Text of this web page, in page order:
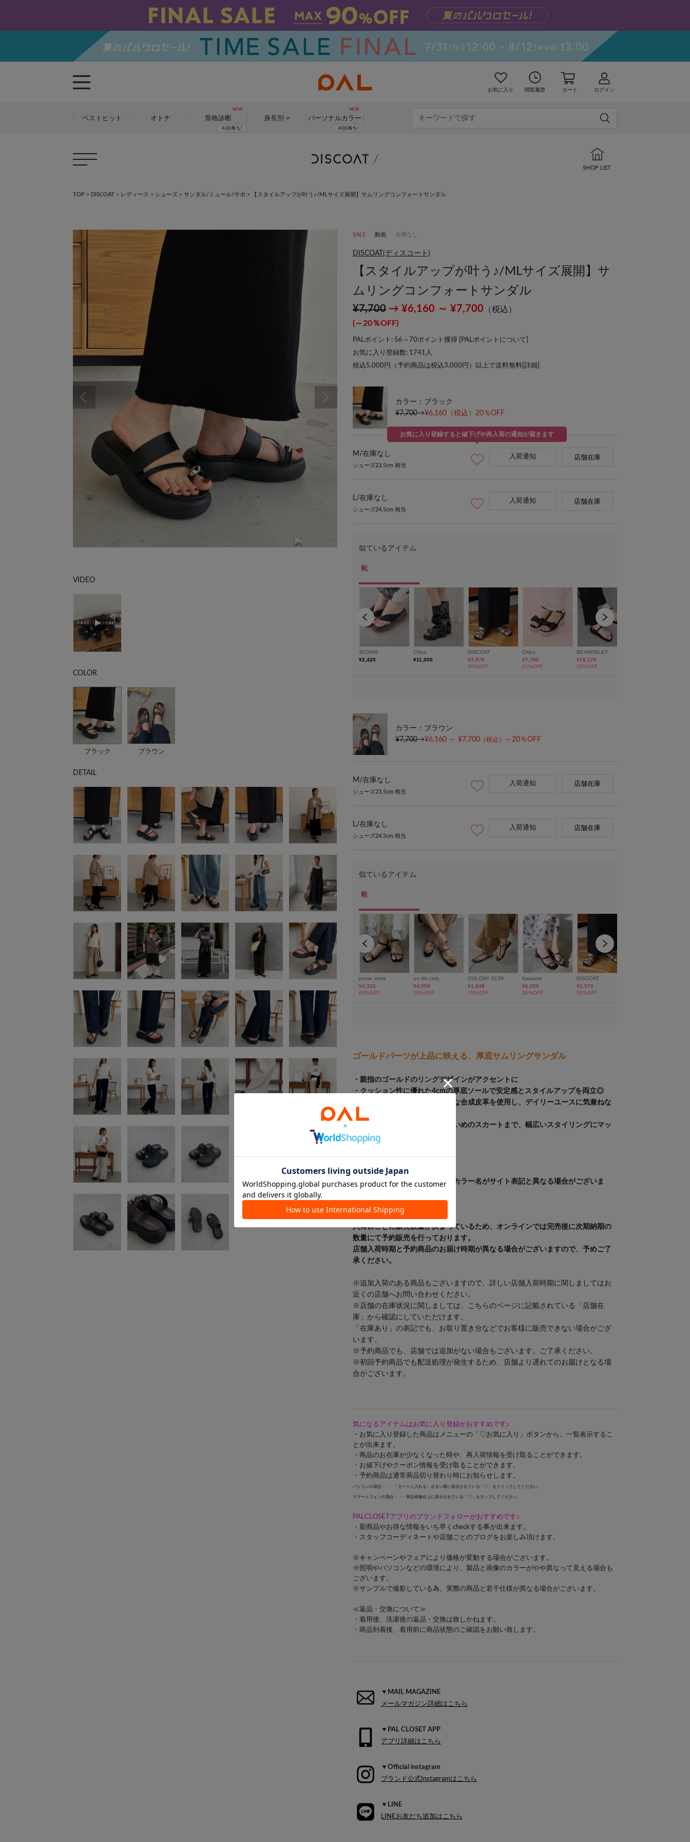
お気に入り 閲覧履歴 カート ログイン
ベストヒット オトナ 骨格診断 身長別 パーソナルカラー
TOP > DISCOAT > レディース > シューズ > サンダル/ミュール/サボ > 【スタイルアップが叶う♪/MLサイズ展開】サムリングコンフォートサンダル
VIDEO
COLOR
ブラック ブラウン
DETAIL
SALE 動画 在庫なし
DISCOAT(ディスコート)
【スタイルアップが叶う♪/MLサイズ展開】サ
ムリングコンフォートサンダル
¥7,700 → ¥6,160 ～ ¥7,700 （税込）
(～20％OFF)
PALポイント: 56～70ポイント獲得 [ PALポイントについて
お気に入り登録数: 1741 人
税込5,000円（予約商品は税込3,000円）以上で送料無料[ 詳細
カラー：ブラック
¥7,700→¥6,160 （税込）20％OFF
M/在庫なし
シューズ23.5cm 相当
お気に入り登録すると値下げや再入荷の通知が届きます
入荷通知 店舗在庫
L/在庫なし
シューズ24.5cm 相当
入荷通知 店舗在庫
カラー：ブラウン
¥7,700→¥6,160 ～ ¥7,700 （税込） ～20％OFF
M/在庫なし
シューズ23.5cm 相当
入荷通知 店舗在庫
L/在庫なし
シューズ24.5cm 相当
入荷通知 店舗在庫
ゴールドパーツが上品に映える、厚底サムリングサンダル
・親指のゴールドのリングデザインがアクセントに
・クッション性に優れた4cmの厚底ソールで安定感とスタイルアップを両立◎
・アッパーにはお手入れが簡単な合成皮革を使用し、デイリーユースに気兼ねな
・カジュアルなパンツからきれいめのスカートまで、幅広いスタイリングにマッ
チ！
【カラー表記について】
システム上の都合により、一部カラー名がサイト表記と異なる場合がございま
【入荷時期について】
入荷日ごとに販売数量が決まっているため、オンラインでは完売後に次期納期の
数量にて予約販売を行っております。
店舗入荷時期と予約商品のお届け時期が異なる場合がございますので、予めご了
承ください。
※追加入荷のある商品もございますので、詳しい店舗入荷時期に関しましてはお
近くの店舗へお問い合わせください。
※店舗の在庫状況に関しましては、こちらのページに記載されている「店舗在
庫」から確認にしていただけます。
「在庫あり」の表記でも、お取り置き分などでお客様に販売できない場合がござ
います。
※予約商品でも、店舗では追加がない場合もございます。ご了承ください。
※初回予約商品でも配送処理が発生するため、店舗より遅れてのお届けとなる場
合がございます。
気になるアイテムはお気に入り登録がおすすめです♪
・お気に入り登録した商品はメニューの「♡お気に入り」ボタンから、一覧表示するこ
とが出来ます。
・商品のお在庫が少なくなった時や、再入荷情報を受け取ることができます。
・お値下げやクーポン情報を受け取ることができます。
・予約商品は通常商品切り替わり時にお知らせします。
パソコンの場合・・・「カートに入れる」ボタン横に表示されている「♡」をクリックしてください。
スマートフォンの場合・・・商品画像右上に表示されている「♡」をタップしてください。
PALCLOSETアプリのブランドフォローがおすすめです♪
・新商品やお得な情報をいち早くcheckする事が出来ます。
・スタッフコーディネートや店舗ごとのブログをお楽しみ頂けます。
※キャンペーンやフェアにより価格が変動する場合がございます。
※照明やパソコンなどの環境により、製品と画像のカラーがやや異なって見える場合も
ございます。
※サンプルで撮影している為、実際の商品と若干仕様が異なる場合がございます。
≪返品・交換について≫
・着用後、洗濯後の返品・交換は致しかねます。
・商品到着後、着用前に商品状態のご確認をお願い致します。
▼MAIL MAGAZINE
メールマガジン詳細はこちら
▼PAL CLOSET APP
アプリ詳細はこちら
▼Official instagram
ブランド公式Instagramはこちら
▼LINE
LINEお友だち追加はこちら